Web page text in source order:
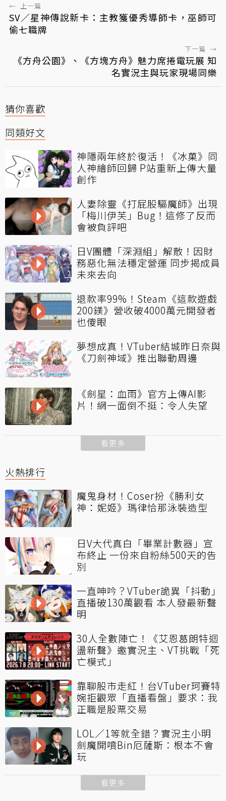
← 上一篇
SV／星神傳說新卡：主教獲優秀導師卡，巫師可
偷七職牌
下一篇 →
《方舟公園》、《方塊方舟》魅力席捲電玩展 知
名實況主與玩家現場同樂
猜你喜歡
同類好文
神隱兩年終於復活！《冰菓》同
人神繪師回歸 P站重新上傳大量
創作
人妻除靈《打屁股驅魔師》出現
「梅川伊芙」Bug！這修了反而
會被負評吧
日V團體「深淵組」解散！因財
務惡化無法穩定營運 同步揭成員
未來去向
退款率99%！Steam《這款遊戲
200鎂》營收破4000萬元開發者
也傻眼
夢想成真！VTuber結城昨日奈與
《刀劍神域》推出聯動周邊
《劍星：血雨》官方上傳AI影
片！網一面倒不挺：令人失望
看更多
火熱排行
魔鬼身材！Coser扮《勝利女
神：妮姬》瑪律恰那泳裝造型
日V大代真白「畢業計數器」宣
布終止 一份來自粉絲500天的告
別
一直呻吟？VTuber詭異「抖動」
直播破130萬觀看 本人發最新聲
明
30人全數陣亡！《艾恩葛朗特迴
盪新聲》邀實況主、VT挑戰「死
亡模式」
靠聊股市走紅！台VTuber珂賽特
婉拒觀眾「直播看盤」要求：我
正職是股票交易
LOL／1等就全錯？實況主小明
劍魔開噴Bin厄薩斯：根本不會
玩
看更多